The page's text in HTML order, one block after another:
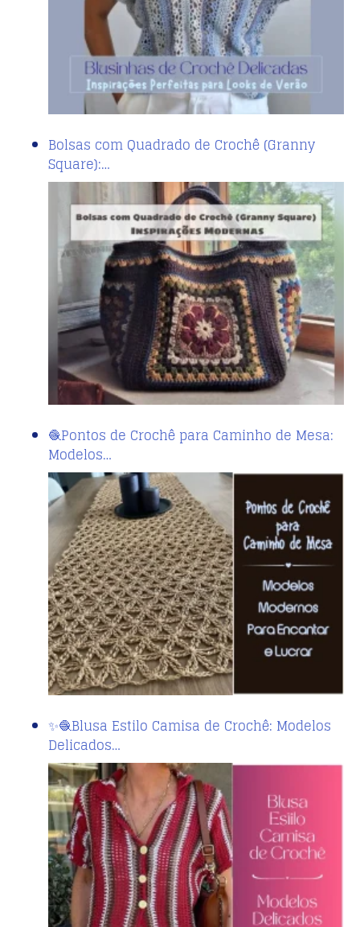
Bolsas com Quadrado de Crochê (Granny
Square):…
🧶Pontos de Crochê para Caminho de Mesa:
Modelos…
✨🧶Blusa Estilo Camisa de Crochê: Modelos
Delicados…